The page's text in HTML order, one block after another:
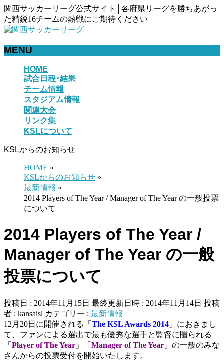
関西サッカーリーグ公式サイト│各府県リーグを勝ちあがっ
た精鋭16チームの熱戦にご期待ください
MENU
HOME
試合日程･結果
チーム情報
スタジアム情報
関連大会
リンク集
KSLについて
KSLからのお知らせ
HOME »
KSLからのお知らせ »
最新情報 »
2014 Players of The Year / Manager of The Year の一般投票
について
2014 Players of The Year /
Manager of The Year の一般
投票について
投稿日 : 2014年11月15日 最終更新日時 : 2014年11月14日 投稿
者 : kansaisl カテゴリー : 最新情報
12月20日に開催される「 The KSL Awards 2014 」におきまし
て、ファンによる選出で最も優秀な選手と監督に贈られる
「 Player of The Year 」「 Manager of The Year 」の一般のみな
さんからの投票受付を開始いたします。